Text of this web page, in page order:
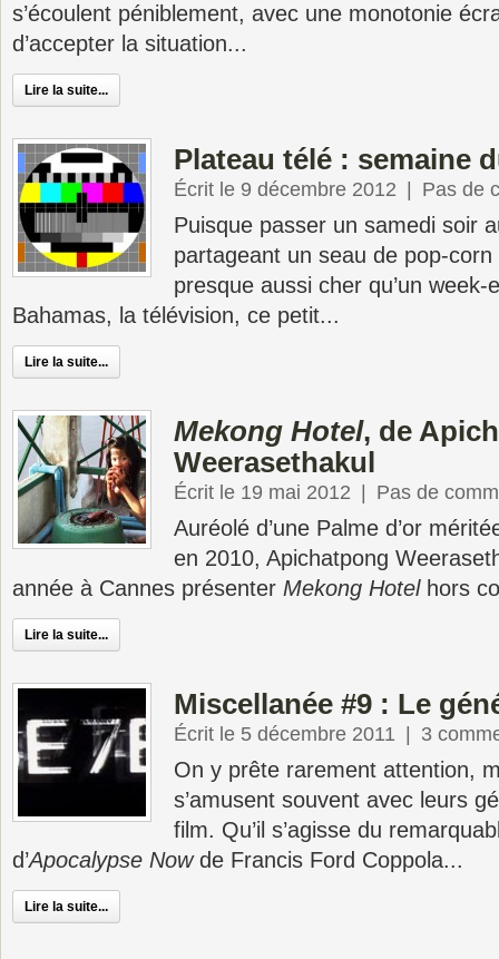
s’écoulent péniblement, avec une monotonie
d’accepter la situation...
Lire la suite...
Plateau télé : semaine
Écrit le 9 décembre 2012 Pas de
Puisque passer un samedi soir
partageant un seau de pop-
presque aussi cher qu’un week-
Bahamas, la télévision, ce petit...
Lire la suite...
Mekong Hotel, de
Weerasethakul
Écrit le 19 mai 2012 Pas de
Auréolé d’une Palme d’or
en 2010, Apichatpong
année à Cannes présenter Mekong Hotelhors
Lire la suite...
Miscellanée #9 : Le
Écrit le 5 décembre 2011 3
On y prête rarement attention,
s’amusent souvent avec leurs
film. Qu’il s’agisse du
d’Apocalypse Nowde Francis Ford Coppola...
Lire la suite...